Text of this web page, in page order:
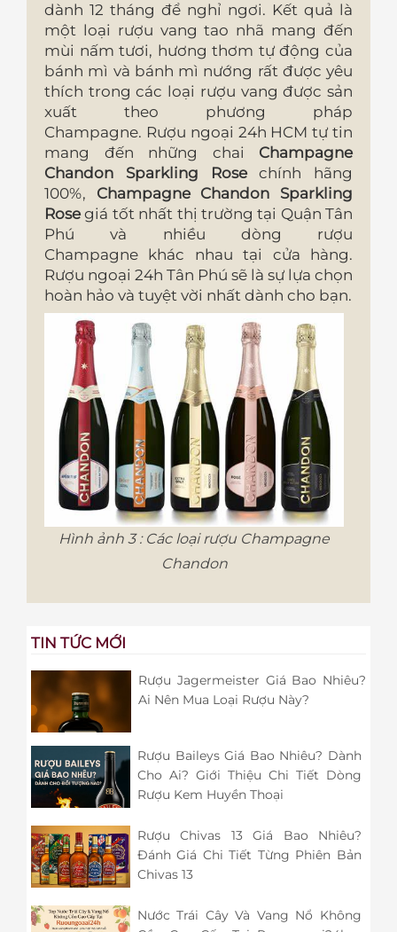
dành 12 tháng để nghỉ ngơi. Kết quả là
một loại rượu vang tao nhã mang đến
mùi nấm tươi, hương thơm tự động của
bánh mì và bánh mì nướng rất được yêu
thích trong các loại rượu vang được sản
xuất theo phương pháp
Champagne. Rượu ngoại 24h HCM tự tin
mang đến những chai Champagne
Chandon Sparkling Rosechính hãng
100%, Champagne Chandon Sparkling
Rosegiá tốt nhất thị trường tại Quận Tân
Phú và nhiều dòng rượu
Champagne khác nhau tại cửa hàng.
Rượu ngoại 24h Tân Phú sẽ là sự lựa chọn
hoàn hảo và tuyệt vời nhất dành cho bạn.
Hình ảnh 3 : Các loại rượu Champagne
Chandon
TIN TỨC MỚI
Rượu Jagermeister Giá Bao Nhiêu?
Ai Nên Mua Loại Rượu Này?
Rượu Baileys Giá Bao Nhiêu? Dành
Cho Ai? Giới Thiệu Chi Tiết Dòng
Rượu Kem Huyền Thoại
Rượu Chivas 13 Giá Bao Nhiêu?
Đánh Giá Chi Tiết Từng Phiên Bản
Chivas 13
Nước Trái Cây Và Vang Nổ Không